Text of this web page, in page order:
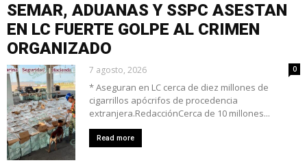
SEMAR, ADUANAS Y SSPC ASESTAN
EN LC FUERTE GOLPE AL CRIMEN
ORGANIZADO
7 agosto, 2026 0
* Aseguran en LC cerca de diez millones de
cigarrillos apócrifos de procedencia
extranjera.RedacciónCerca de 10 millones...
Read more